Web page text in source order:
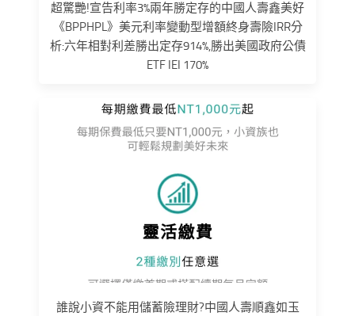
超驚艷!宣告利率3%兩年勝定存的中國人壽鑫美好
《BPPHPL》美元利率變動型增額終身壽險IRR分
析:六年相對利差勝出定存914%,勝出美國政府公債
ETF IEI 170%
誰說小資不能用儲蓄險理財?中國人壽順鑫如玉